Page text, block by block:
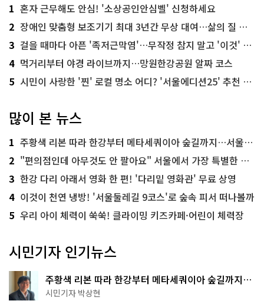
1 혼자 근무해도 안심! '소상공인안심벨' 신청하세요
2 장애인 맞춤형 보조기기 최대 3년간 무상 대여…삶의 질 높인다
3 걸을 때마다 아픈 '족저근막염'…무작정 참지 말고 '이것' 해보세요!
4 먹거리부터 야경 라이브까지…망원한강공원 알짜 코스
5 시민이 사랑한 '찐' 로컬 명소 어디? '서울에디션25' 추천 코스
많이 본 뉴스
1 주황색 리본 따라 한강부터 메타세쿼이아 숲길까지…서울둘레길 15코스
2 "편의점인데 아무것도 안 팔아요" 서울에서 가장 특별한 편의점의 정체
3 한강 다리 아래서 영화 한 편! '다리밑 영화관' 무료 상영
4 이것이 천연 냉방! '서울둘레길 9코스'로 숲속 피서 떠나볼까
5 우리 아이 체력이 쑥쑥! 클라이밍 키즈카페·어린이 체력장
시민기자 인기뉴스
주황색 리본 따라 한강부터 메타세쿼이아 숲길까지…
서울둘레길 15코스
시민기자 박상현